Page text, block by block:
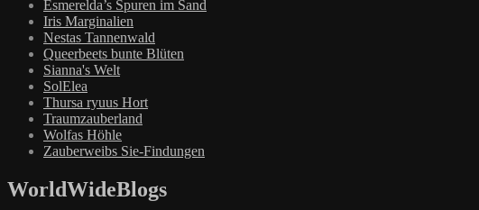
Esmerelda’s Spuren im Sand
Iris Marginalien
Nestas Tannenwald
Queerbeets bunte Blüten
Sianna's Welt
SolElea
Thursa ryuus Hort
Traumzauberland
Wolfas Höhle
Zauberweibs Sie-Findungen
WorldWideBlogs